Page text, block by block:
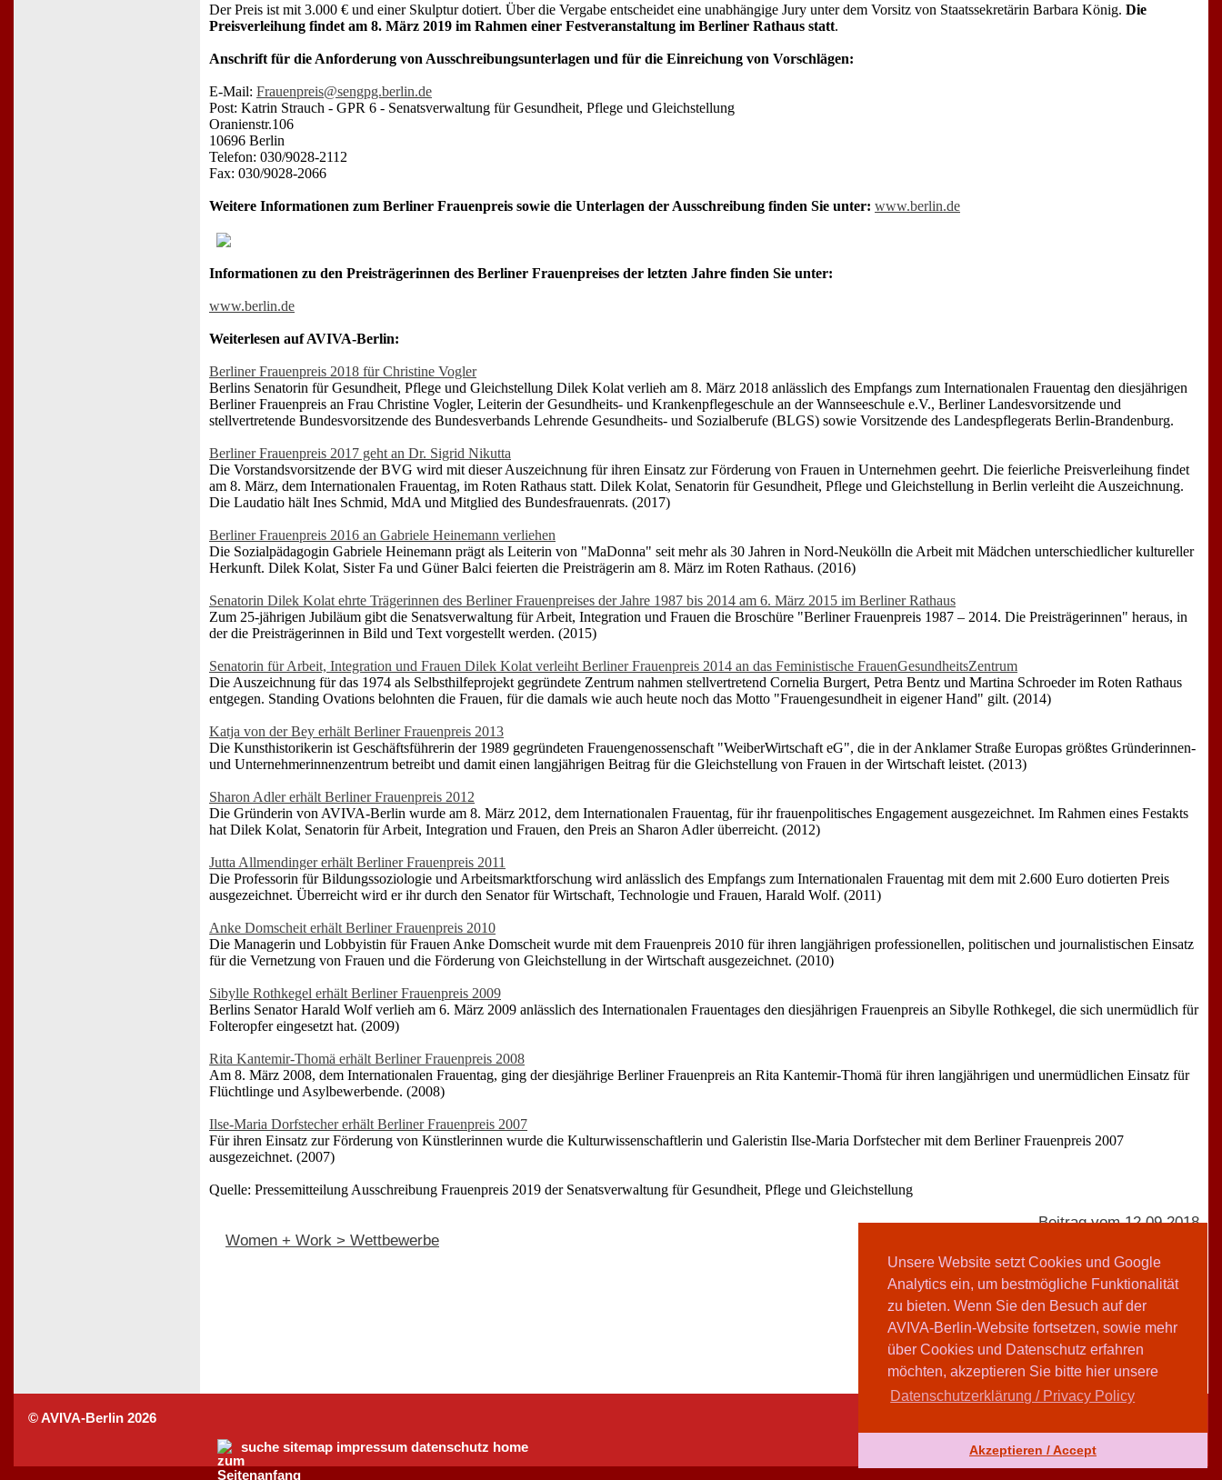
Unsere Website setzt Cookies und Google
Analytics ein, um bestmögliche Funktionalität
zu bieten. Wenn Sie den Besuch auf der
AVIVA-Berlin-Website fortsetzen, sowie mehr
über Cookies und Datenschutz erfahren
möchten, akzeptieren Sie bitte hier unsere
Datenschutzerklärung / Privacy Policy
Akzeptieren / Accept
Der Preis ist mit 3.000 € und einer Skulptur dotiert. Über die Vergabe entscheidet eine unabhängige Jury unter dem Vorsitz von Staatssekretärin Barbara König. Die
Preisverleihung findet am 8. März 2019 im Rahmen einer Festveranstaltung im Berliner Rathaus statt.
Anschrift für die Anforderung von Ausschreibungsunterlagen und für die Einreichung von Vorschlägen:
E-Mail: Frauenpreis@sengpg.berlin.de
Post: Katrin Strauch - GPR 6 - Senatsverwaltung für Gesundheit, Pflege und Gleichstellung
Oranienstr.106
10696 Berlin
Telefon: 030/9028-2112
Fax: 030/9028-2066
Weitere Informationen zum Berliner Frauenpreis sowie die Unterlagen der Ausschreibung finden Sie unter: www.berlin.de
Informationen zu den Preisträgerinnen des Berliner Frauenpreises der letzten Jahre finden Sie unter:
www.berlin.de
Weiterlesen auf AVIVA-Berlin:
Berliner Frauenpreis 2018 für Christine Vogler
Berlins Senatorin für Gesundheit, Pflege und Gleichstellung Dilek Kolat verlieh am 8. März 2018 anlässlich des Empfangs zum Internationalen Frauentag den diesjährigen
Berliner Frauenpreis an Frau Christine Vogler, Leiterin der Gesundheits- und Krankenpflegeschule an der Wannseeschule e.V., Berliner Landesvorsitzende und
stellvertretende Bundesvorsitzende des Bundesverbands Lehrende Gesundheits- und Sozialberufe (BLGS) sowie Vorsitzende des Landespflegerats Berlin-Brandenburg.
Berliner Frauenpreis 2017 geht an Dr. Sigrid Nikutta
Die Vorstandsvorsitzende der BVG wird mit dieser Auszeichnung für ihren Einsatz zur Förderung von Frauen in Unternehmen geehrt. Die feierliche Preisverleihung findet
am 8. März, dem Internationalen Frauentag, im Roten Rathaus statt. Dilek Kolat, Senatorin für Gesundheit, Pflege und Gleichstellung in Berlin verleiht die Auszeichnung.
Die Laudatio hält Ines Schmid, MdA und Mitglied des Bundesfrauenrats. (2017)
Berliner Frauenpreis 2016 an Gabriele Heinemann verliehen
Die Sozialpädagogin Gabriele Heinemann prägt als Leiterin von "MaDonna" seit mehr als 30 Jahren in Nord-Neukölln die Arbeit mit Mädchen unterschiedlicher kultureller
Herkunft. Dilek Kolat, Sister Fa und Güner Balci feierten die Preisträgerin am 8. März im Roten Rathaus. (2016)
Senatorin Dilek Kolat ehrte Trägerinnen des Berliner Frauenpreises der Jahre 1987 bis 2014 am 6. März 2015 im Berliner Rathaus
Zum 25-jährigen Jubiläum gibt die Senatsverwaltung für Arbeit, Integration und Frauen die Broschüre "Berliner Frauenpreis 1987 – 2014. Die Preisträgerinnen" heraus, in
der die Preisträgerinnen in Bild und Text vorgestellt werden. (2015)
Senatorin für Arbeit, Integration und Frauen Dilek Kolat verleiht Berliner Frauenpreis 2014 an das Feministische FrauenGesundheitsZentrum
Die Auszeichnung für das 1974 als Selbsthilfeprojekt gegründete Zentrum nahmen stellvertretend Cornelia Burgert, Petra Bentz und Martina Schroeder im Roten Rathaus
entgegen. Standing Ovations belohnten die Frauen, für die damals wie auch heute noch das Motto "Frauengesundheit in eigener Hand" gilt. (2014)
Katja von der Bey erhält Berliner Frauenpreis 2013
Die Kunsthistorikerin ist Geschäftsführerin der 1989 gegründeten Frauengenossenschaft "WeiberWirtschaft eG", die in der Anklamer Straße Europas größtes Gründerinnen-
und Unternehmerinnenzentrum betreibt und damit einen langjährigen Beitrag für die Gleichstellung von Frauen in der Wirtschaft leistet. (2013)
Sharon Adler erhält Berliner Frauenpreis 2012
Die Gründerin von AVIVA-Berlin wurde am 8. März 2012, dem Internationalen Frauentag, für ihr frauenpolitisches Engagement ausgezeichnet. Im Rahmen eines Festakts
hat Dilek Kolat, Senatorin für Arbeit, Integration und Frauen, den Preis an Sharon Adler überreicht. (2012)
Jutta Allmendinger erhält Berliner Frauenpreis 2011
Die Professorin für Bildungssoziologie und Arbeitsmarktforschung wird anlässlich des Empfangs zum Internationalen Frauentag mit dem mit 2.600 Euro dotierten Preis
ausgezeichnet. Überreicht wird er ihr durch den Senator für Wirtschaft, Technologie und Frauen, Harald Wolf. (2011)
Anke Domscheit erhält Berliner Frauenpreis 2010
Die Managerin und Lobbyistin für Frauen Anke Domscheit wurde mit dem Frauenpreis 2010 für ihren langjährigen professionellen, politischen und journalistischen Einsatz
für die Vernetzung von Frauen und die Förderung von Gleichstellung in der Wirtschaft ausgezeichnet. (2010)
Sibylle Rothkegel erhält Berliner Frauenpreis 2009
Berlins Senator Harald Wolf verlieh am 6. März 2009 anlässlich des Internationalen Frauentages den diesjährigen Frauenpreis an Sibylle Rothkegel, die sich unermüdlich für
Folteropfer eingesetzt hat. (2009)
Rita Kantemir-Thomä erhält Berliner Frauenpreis 2008
Am 8. März 2008, dem Internationalen Frauentag, ging der diesjährige Berliner Frauenpreis an Rita Kantemir-Thomä für ihren langjährigen und unermüdlichen Einsatz für
Flüchtlinge und Asylbewerbende. (2008)
Ilse-Maria Dorfstecher erhält Berliner Frauenpreis 2007
Für ihren Einsatz zur Förderung von Künstlerinnen wurde die Kulturwissenschaftlerin und Galeristin Ilse-Maria Dorfstecher mit dem Berliner Frauenpreis 2007
ausgezeichnet. (2007)
Quelle: Pressemitteilung Ausschreibung Frauenpreis 2019 der Senatsverwaltung für Gesundheit, Pflege und Gleichstellung
Women + Work > Wettbewerbe
Beitrag vom 12.09.2018
AVIVA-Redaktion
Teilen
© AVIVA-Berlin 2026
suche sitemap impressum datenschutz home